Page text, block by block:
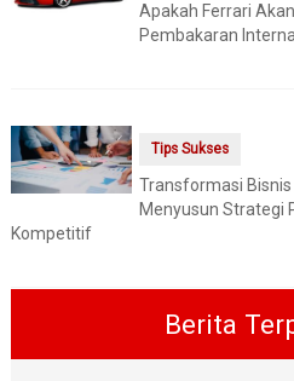
Apakah Ferrari
Pembakaran
Tips Sukses
Transformasi Bisnis
Menyusun Strategi
Kompetitif
Berita